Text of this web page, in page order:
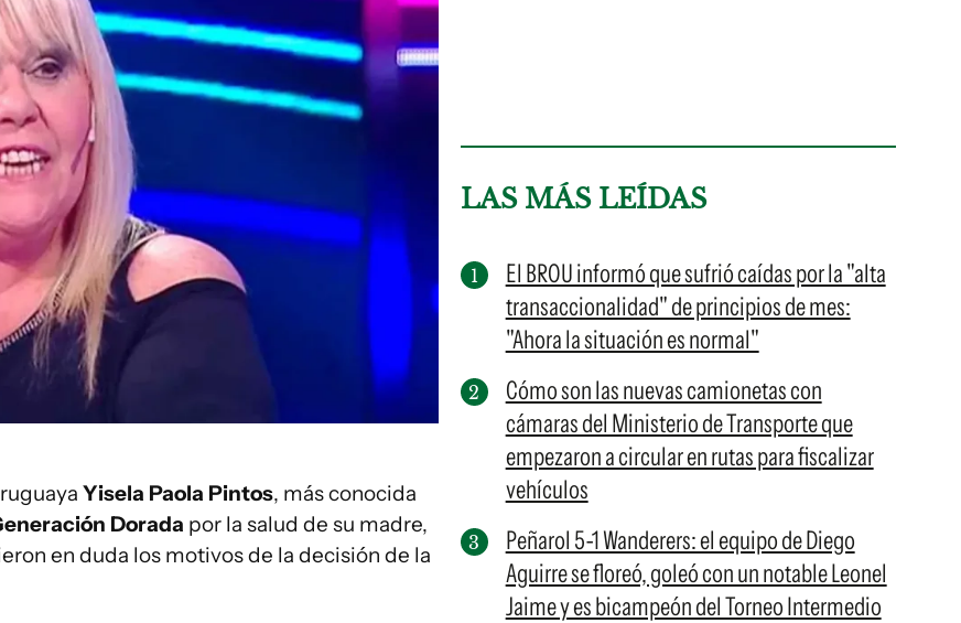
Yisela Paola Pintos, más conocida
Dorada por la salud de su madre,
en duda los motivos de la decisión de la
LAS MÁS LEÍDAS
El BROU informó que sufrió caídas por la "alta
transaccionalidad" de principios de mes:
"Ahora la situación es normal"
Cómo son las nuevas camionetas con
cámaras del Ministerio de Transporte que
empezaron a circular en rutas para fiscalizar
vehículos
Peñarol 5-1 Wanderers: el equipo de Diego
Aguirre se floreó, goleó con un notable Leonel
Jaime y es bicampeón del Torneo Intermedio